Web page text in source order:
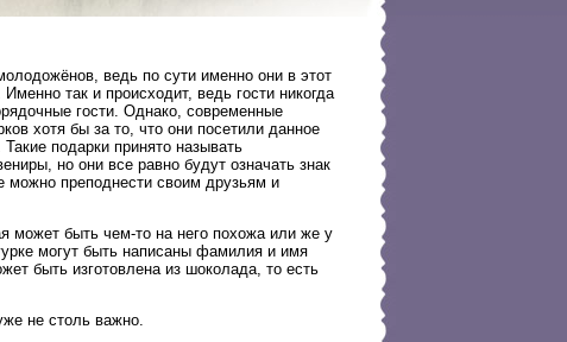
ведь по сути именно они в этот
так и происходит, ведь гости никогда
гости. Однако, современные
хотя бы за то, что они посетили данное
подарки принято называть
но они все равно будут означать знак
можно преподнести своим друзьям и
может быть чем-то на него похожа или же у
могут быть написаны фамилия и имя
быть изготовлена из шоколада, то есть
не столь важно.